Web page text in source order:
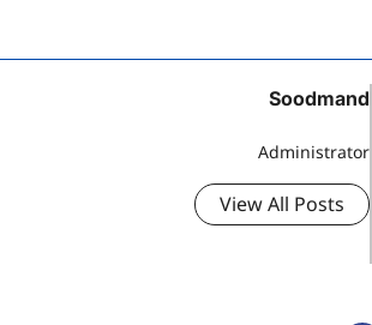
Soodmand
Administrator
View All Posts